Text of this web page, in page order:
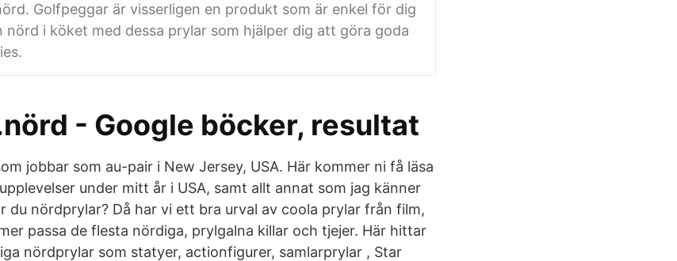
Golfpeggar är visserligen en produkt som är enkel för dig
i köket med dessa prylar som hjälper dig att göra goda
- Google böcker, resultat
jobbar som au-pair i New Jersey, USA. Här kommer ni få läsa
under mitt år i USA, samt allt annat som jag känner
du nördprylar? Då har vi ett bra urval av coola prylar från film,
passa de flesta nördiga, prylgalna killar och tjejer. Här hittar
nördprylar som statyer, actionfigurer, samlarprylar , Star